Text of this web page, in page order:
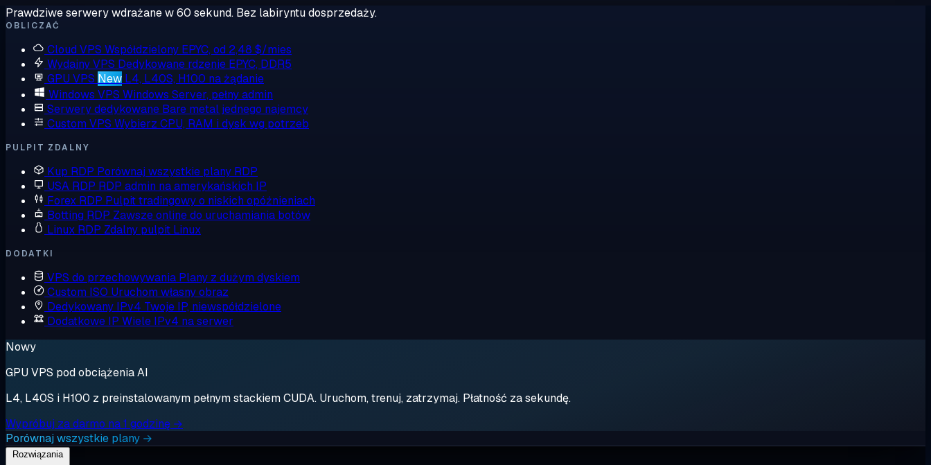
Prawdziwe serwery wdrażane w 60 sekund. Bez labiryntu dosprzedaży.
OBLICZAĆ
Cloud VPS Współdzielony EPYC, od 2,48 $/mies
Wydajny VPS Dedykowane rdzenie EPYC, DDR5
GPU VPS New L4, L40S, H100 na żądanie
Windows VPS Windows Server, pełny admin
Serwery dedykowane Bare metal jednego najemcy
Custom VPS Wybierz CPU, RAM i dysk wg potrzeb
PULPIT ZDALNY
Kup RDP Porównaj wszystkie plany RDP
USA RDP RDP admin na amerykańskich IP
Forex RDP Pulpit tradingowy o niskich opóźnieniach
Botting RDP Zawsze online do uruchamiania botów
Linux RDP Zdalny pulpit Linux
DODATKI
VPS do przechowywania Plany z dużym dyskiem
Custom ISO Uruchom własny obraz
Dedykowany IPv4 Twoje IP, niewspółdzielone
Dodatkowe IP Wiele IPv4 na serwer
Nowy
GPU VPS pod obciążenia AI
L4, L40S i H100 z preinstalowanym pełnym stackiem CUDA. Uruchom, trenuj, zatrzymaj. Płatność za sekundę.
Wypróbuj za darmo na 1 godzinę →
Porównaj wszystkie plany →
Rozwiązania